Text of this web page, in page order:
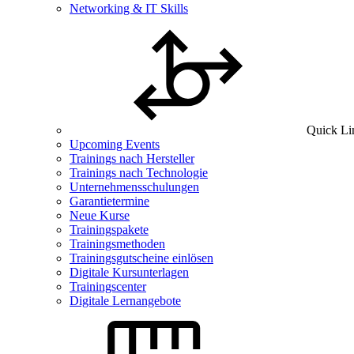
Networking & IT Skills
Quick
Upcoming Events
Trainings nach Hersteller
Trainings nach Technologie
Unternehmensschulungen
Garantietermine
Neue Kurse
Trainingspakete
Trainingsmethoden
Trainingsgutscheine einlösen
Digitale Kursunterlagen
Trainingscenter
Digitale Lernangebote